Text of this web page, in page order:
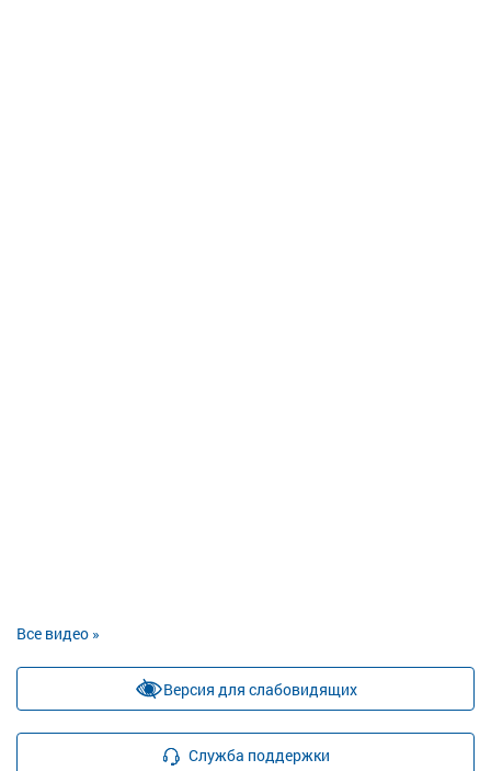
Все видео »
Версия для слабовидящих
Служба поддержки